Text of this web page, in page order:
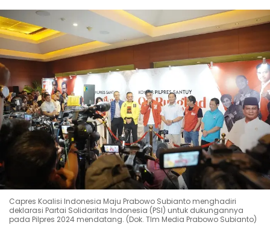
Capres Koalisi Indonesia Maju Prabowo Subianto menghadiri
deklarasi Partai Solidaritas Indonesia (PSI) untuk dukungannya
pada Pilpres 2024 mendatang. (Dok. TIm Media Prabowo Subianto)